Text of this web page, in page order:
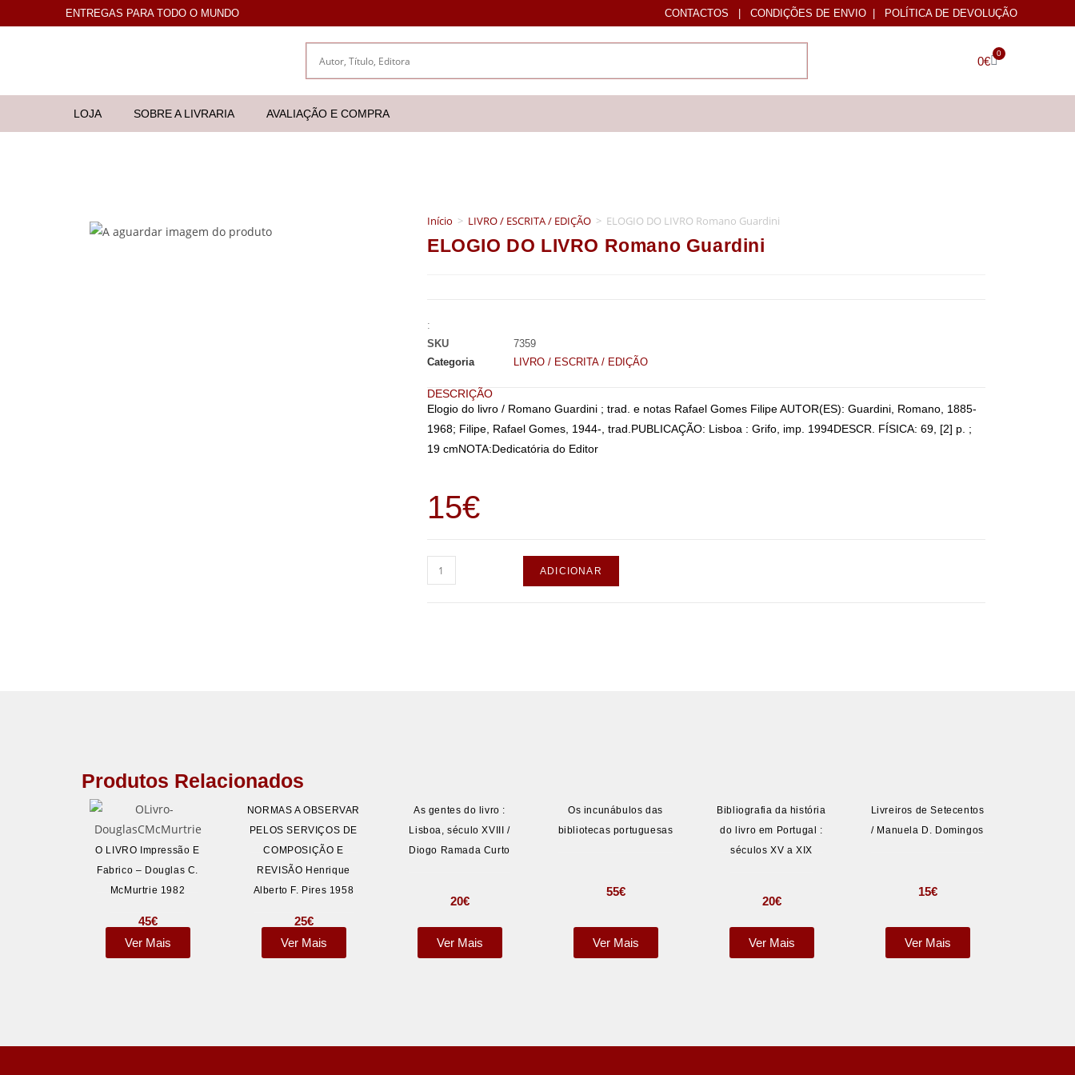
ENTREGAS PARA TODO O MUNDO CONTACTOS | CONDIÇÕES DE ENVIO | POLÍTICA DE DEVOLUÇÃO
0€
0
LOJA SOBRE A LIVRARIA AVALIAÇÃO E COMPRA
Início > LIVRO / ESCRITA / EDIÇÃO > ELOGIO DO LIVRO Romano Guardini
ELOGIO DO LIVRO Romano Guardini
:
SKU
7359
Categoria
LIVRO / ESCRITA / EDIÇÃO
DESCRIÇÃO
Elogio do livro / Romano Guardini ; trad. e notas Rafael Gomes Filipe AUTOR(ES): Guardini, Romano, 1885-
1968; Filipe, Rafael Gomes, 1944-, trad.PUBLICAÇÃO: Lisboa : Grifo, imp. 1994DESCR. FÍSICA: 69, [2] p. ;
19 cmNOTA:Dedicatória do Editor
15€
ADICIONAR
Produtos Relacionados
O LIVRO Impressão E
Fabrico – Douglas C.
McMurtrie 1982
45€
Ver Mais
NORMAS A OBSERVAR
PELOS SERVIÇOS DE
COMPOSIÇÃO E
REVISÃO Henrique
Alberto F. Pires 1958
25€
Ver Mais
As gentes do livro :
Lisboa, século XVIII /
Diogo Ramada Curto
20€
Ver Mais
Os incunábulos das
bibliotecas portuguesas
55€
Ver Mais
Bibliografia da história
do livro em Portugal :
séculos XV a XIX
20€
Ver Mais
Livreiros de Setecentos
/ Manuela D. Domingos
15€
Ver Mais